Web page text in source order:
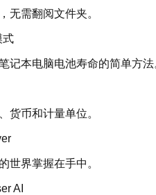
需翻阅文件夹。
本电脑电池寿命的简单方法
币和计量单位。
界掌握在手中。
AI